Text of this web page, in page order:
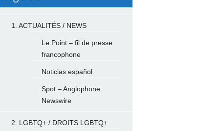
1. ACTUALITÉS / NEWS
Le Point – fil de presse
francophone
Noticias español
Spot – Anglophone
Newswire
2. LGBTQ+ / DROITS LGBTQ+